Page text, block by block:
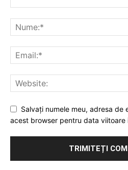
Salvați numele meu, adresa de
acest browser pentru data viitoare